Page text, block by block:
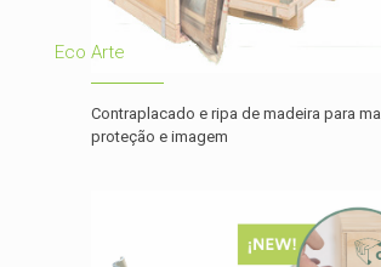
Eco Arte
Contraplacado e ripa de madeira para
proteção e imagem